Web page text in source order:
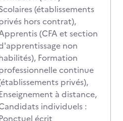
(établissements
hors contrat),
(CFA et section
non
Formation
continue
privés),
à distance,
individuels :
écrit